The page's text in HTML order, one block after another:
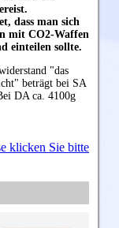
dass man sich
mit CO2-Waffen
einteilen sollte.
"das
beträgt bei SA
DA ca. 4100g
klicken Sie bitte